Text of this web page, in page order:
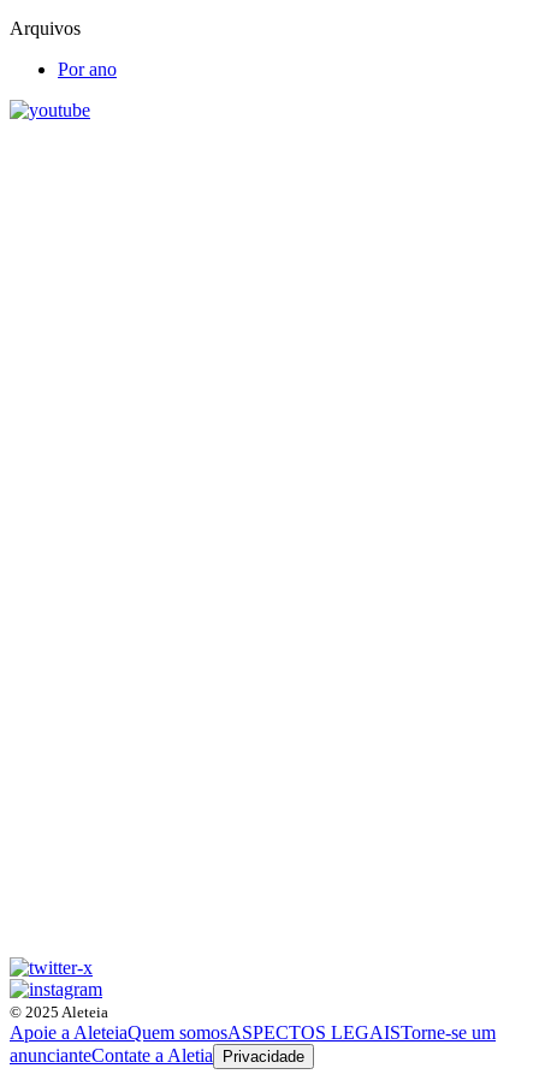
Arquivos
Por ano
© 2025 Aleteia
Apoie a AleteiaQuem somosASPECTOS LEGAISTorne-se um
anuncianteContate a Aletia Privacidade